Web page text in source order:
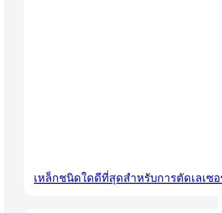
เหล็กชนิดใดดีที่สุดสำหรับการตัดเลเซ